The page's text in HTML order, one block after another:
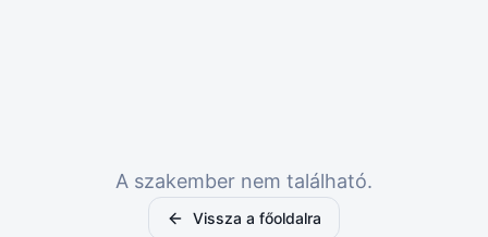
A szakember nem található.
Vissza a főoldalra